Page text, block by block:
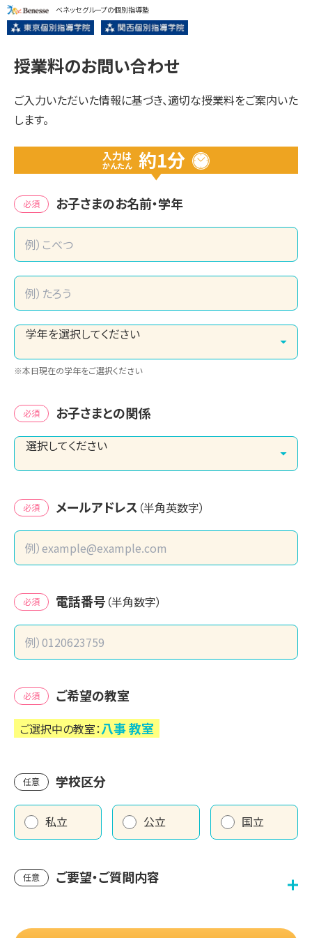
ベネッセグループの個別指導塾
授業料のお問い合わせ
ご入力いただいた情報に基づき、適切な授業料をご案内いた
します。
入力は
かんたん 約1分
必須 お子さまのお名前・学年
※本日現在の学年をご選択ください
必須 お子さまとの関係
必須 メールアドレス （半角英数字）
必須 電話番号 （半角数字）
必須 ご希望の教室
ご選択中の教室：八事教室
任意 学校区分
私立 公立 国立
任意 ご要望・ご質問内容